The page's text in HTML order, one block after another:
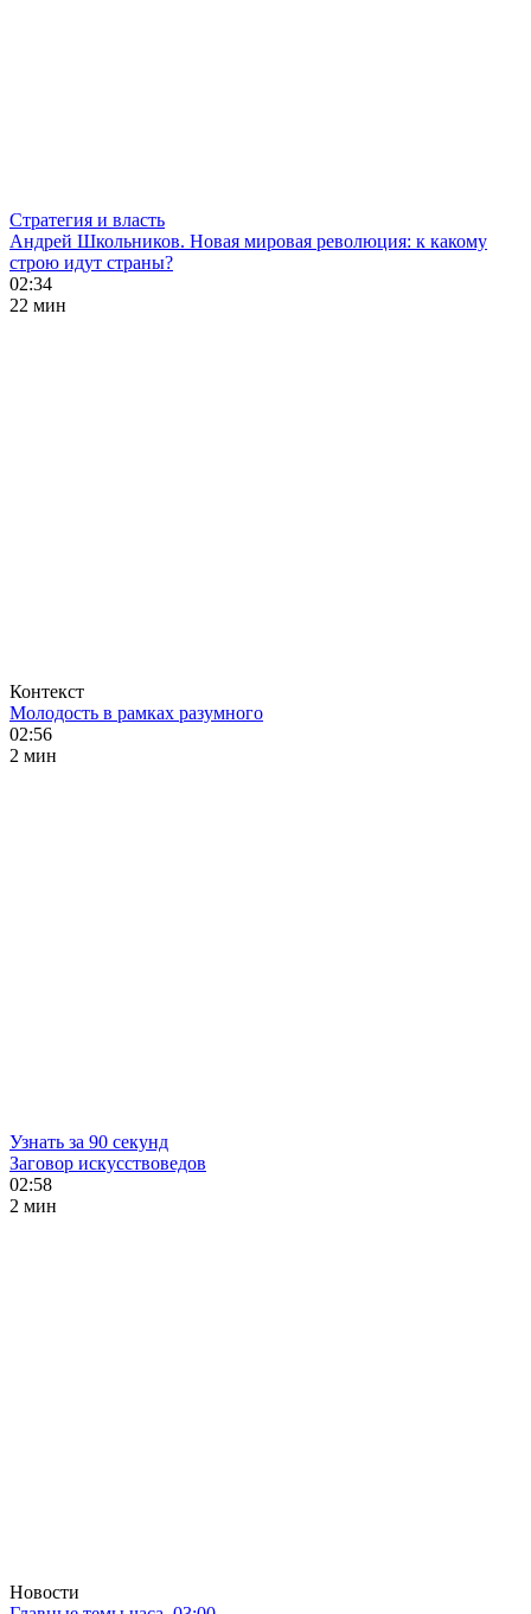
Стратегия и власть
Андрей Школьников. Новая мировая революция: к какому
строю идут страны?
02:34
22 мин
Контекст
Молодость в рамках разумного
02:56
2 мин
Узнать за 90 секунд
Заговор искусствоведов
02:58
2 мин
Новости